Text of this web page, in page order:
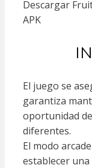
Descargar
APK
El juego se
garantiza
oportunidad
diferentes.
El modo
establecer